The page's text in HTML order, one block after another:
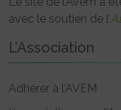
avec le soutien de l’
L’Association
Adhérer à l’AVEM